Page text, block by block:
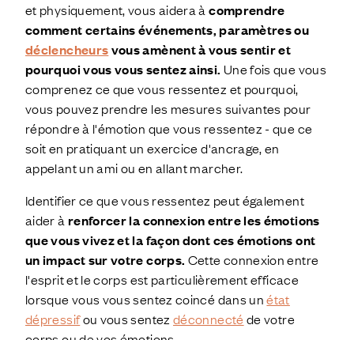
et physiquement, vous aidera àcomprendre
comment certains événements, paramètres ou
déclencheursvous amènent à vous sentir et
pourquoi vous vous sentez ainsi. Une fois que vous
comprenez ce que vous ressentez et pourquoi,
vous pouvez prendre les mesures suivantes pour
répondre à l'émotion que vous ressentez - que ce
soit en pratiquant un exercice d'ancrage, en
appelant un ami ou en allant marcher.
Identifier ce que vous ressentez peut également
aider à renforcer la connexion entre les émotions
que vous vivez et la façon dont ces émotions ont
un impact sur votre corps. Cette connexion entre
l'esprit et le corps est particulièrement efficace
lorsque vous vous sentez coincé dans unétat
dépressifou vous sentezdéconnecté de votre